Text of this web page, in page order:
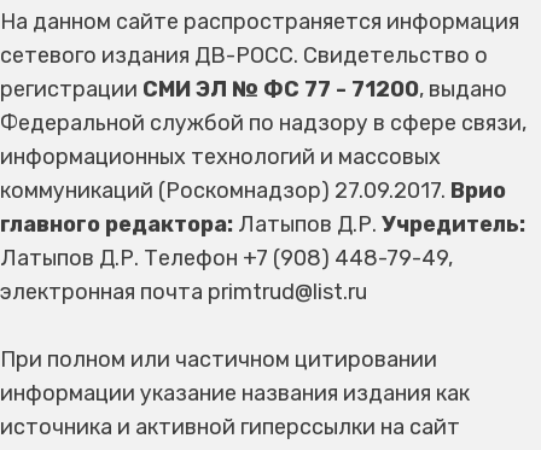
На данном сайте распространяется информация
сетевого издания ДВ-РОСС. Свидетельство о
регистрации СМИ ЭЛ № ФС 77 - 71200, выдано
Федеральной службой по надзору в сфере связи,
информационных технологий и массовых
коммуникаций (Роскомнадзор) 27.09.2017. Врио
главного редактора: Латыпов Д.Р. Учредитель:
Латыпов Д.Р. Телефон +7 (908) 448-79-49,
электронная почта primtrud@list.ru
При полном или частичном цитировании
информации указание названия издания как
источника и активной гиперссылки на сайт